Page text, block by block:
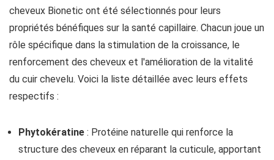
cheveux Bionetic ont été sélectionnés pour leurs
propriétés bénéfiques sur la santé capillaire. Chacun joue un
rôle spécifique dans la stimulation de la croissance, le
renforcement des cheveux et l'amélioration de la vitalité
du cuir chevelu. Voici la liste détaillée avec leurs effets
respectifs :
Phytokératine : Protéine naturelle qui renforce la
structure des cheveux en réparant la cuticule, apportant